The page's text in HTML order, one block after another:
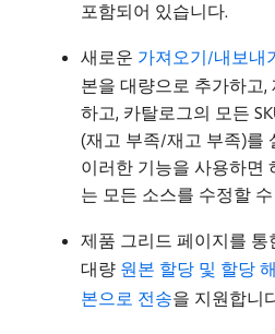
포함되어 있습니다.
새로운 가져오기/내보내
본을 대량으로 추가하고
하고, 카탈로그의 모든
(재고 부족/재고 부족)를
이러한 기능을 사용하면
는 모든 소스를 수정할
제품 그리드 페이지를
대량 원본 할당 및 할당
본으로 전송을 지원합니